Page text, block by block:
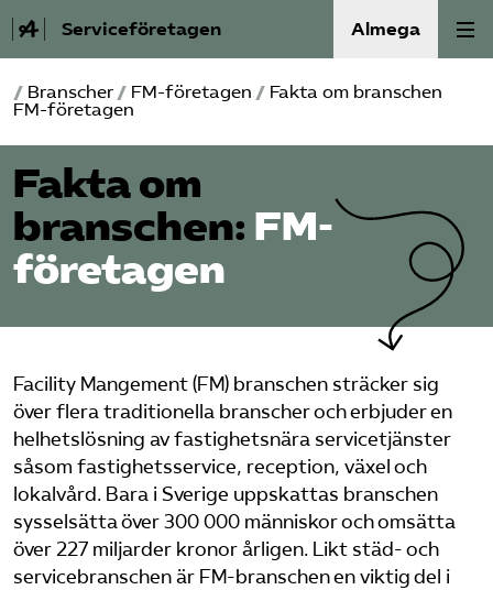
Serviceföretagen Almega
Om Service­företagen
Medlemskap
Auktorisation
SRY
Bli medlem
Logga in på Arbetsgivarguiden
/ Branscher / FM-­företagen / Fakta om branschen
FM-företagen
Fakta om
branschen: FM-
företagen
Facility Mangement (FM) branschen sträcker sig
över flera traditionella branscher och erbjuder en
helhetslösning av fastighetsnära servicetjänster
såsom fastighetsservice, reception, växel och
lokalvård. Bara i Sverige uppskattas branschen
sysselsätta över 300 000 människor och omsätta
över 227 miljarder kronor årligen. Likt städ- och
service­branschen är FM-branschen en viktig del i